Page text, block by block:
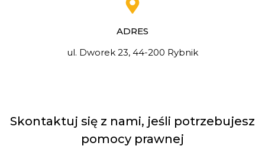
ADRES
ul. Dworek 23, 44-200 Rybnik
Skontaktuj się z nami, jeśli potrzebujesz
pomocy prawnej